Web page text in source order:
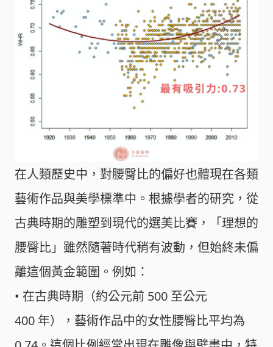
在人類歷史中，對腰臀比的偏好也體現在各類
藝術作品與美學標準中。根據學者的研究，從
古典時期的雕塑到現代的選美比賽，「理想的
腰臀比」雖然隨著時代稍有波動，但始終未偏
離這個黃金範圍 。例如：
• 在古典時期（約公元前 500 至公元
400 年），藝術作品中的女性腰臀比平均為